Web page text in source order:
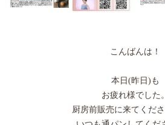
こんばんは！
本日(昨日)も
お疲れ様でした。
厨房前販売に来てくだ